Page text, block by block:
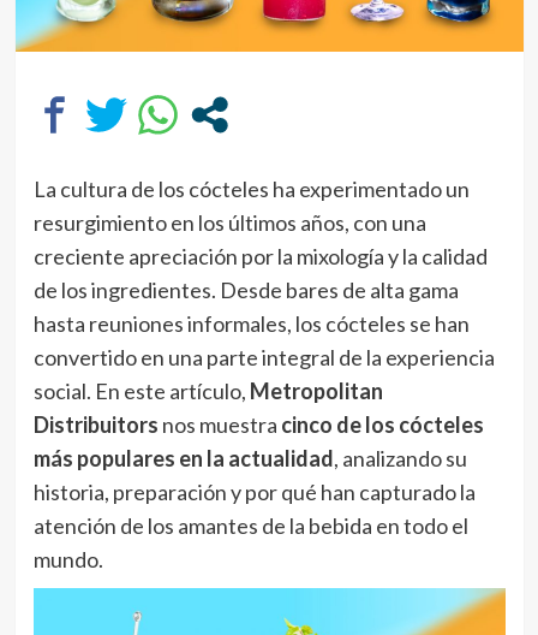
La cultura de los cócteles ha experimentado un
resurgimiento en los últimos años, con una
creciente apreciación por la mixología y la calidad
de los ingredientes. Desde bares de alta gama
hasta reuniones informales, los cócteles se han
convertido en una parte integral de la experiencia
social. En este artículo, Metropolitan
Distribuitors nos muestra cinco de los cócteles
más populares en la actualidad, analizando su
historia, preparación y por qué han capturado la
atención de los amantes de la bebida en todo el
mundo.